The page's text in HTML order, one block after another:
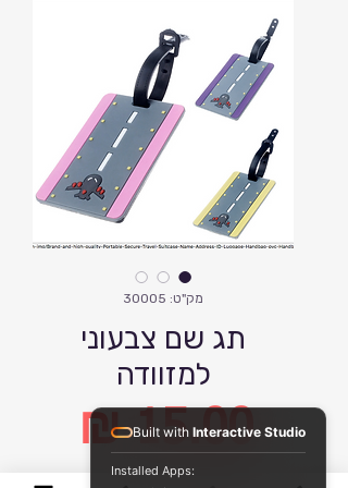
מק"ט: 30005
תג שם צבעוני
למזוודה
‏15.00 ‏₪
Built with Interactive Studio
Installed Apps: